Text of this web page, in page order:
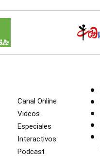
Canal Online
Videos
Especiales
Interactivos
Podcast